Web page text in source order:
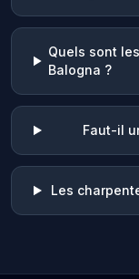
Quels sont
Balogna ?
Faut-il
Les